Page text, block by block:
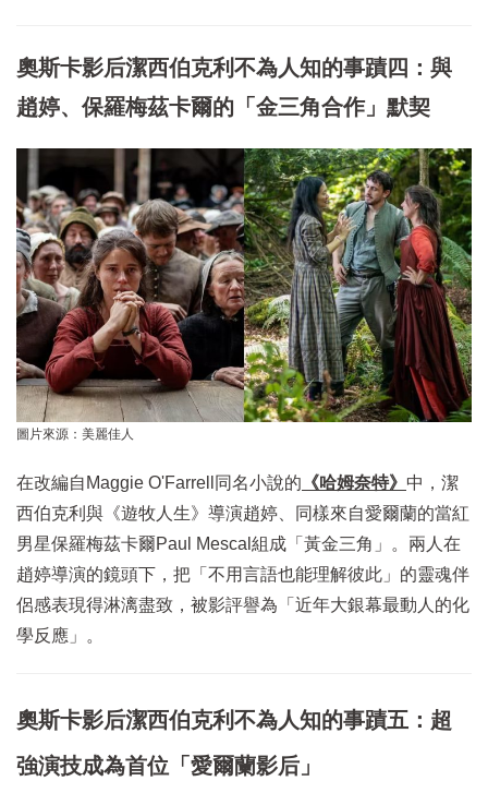
奧斯卡影后潔西伯克利不為人知的事蹟四：與
趙婷、保羅梅茲卡爾的「金三角合作」默契
圖片來源：美麗佳人
在改編自Maggie O'Farrell同名小說的 《哈姆奈特》 中，潔
西伯克利與《遊牧人生》導演趙婷、同樣來自愛爾蘭的當紅
男星保羅梅茲卡爾Paul Mescal組成「黃金三角」。兩人在
趙婷導演的鏡頭下，把「不用言語也能理解彼此」的靈魂伴
侶感表現得淋漓盡致，被影評譽為「近年大銀幕最動人的化
學反應」。
奧斯卡影后潔西伯克利不為人知的事蹟五：超
強演技成為首位「愛爾蘭影后」